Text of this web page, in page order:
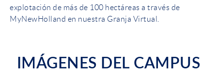
explotación de más de 100 hectáreas a través de
MyNewHolland en nuestra Granja Virtual.
IMÁGENES DEL CAMPUS